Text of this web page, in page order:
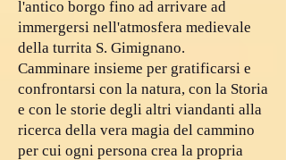
l'antico borgo fino ad arrivare ad
immergersi nell'atmosfera medievale
della turrita S. Gimignano.
Camminare insieme per gratificarsi e
confrontarsi con la natura, con la Storia
e con le storie degli altri viandanti alla
ricerca della vera magia del cammino
per cui ogni persona crea la propria